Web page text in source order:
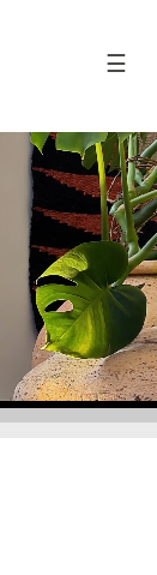
☰